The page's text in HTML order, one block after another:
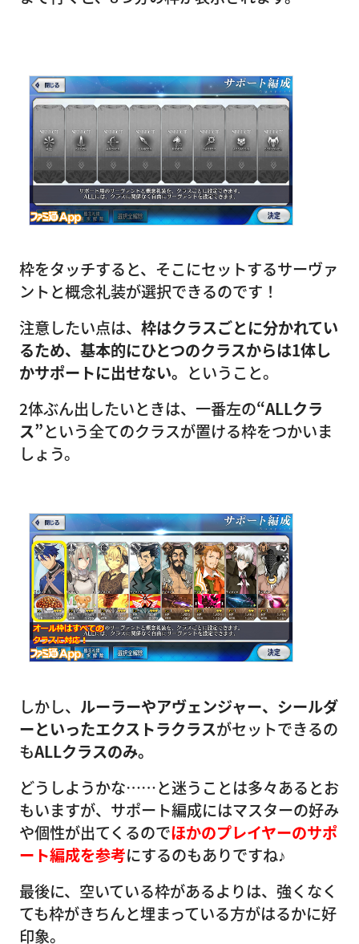
枠をタッチすると、そこにセットするサーヴァ
ントと概念礼装が選択できるのです！
注意したい点は、 枠はクラスごとに分かれてい
るため、基本的にひとつのクラスからは1体し
かサポートに出せない。 ということ。
2体ぶん出したいときは、一番左の“ALLクラ
ス”という全てのクラスが置ける枠をつかいま
しょう。
しかし、 ルーラーやアヴェンジャー、シールダ
ーといったエクストラクラスがセットできるの
もALLクラスのみ。
どうしようかな……と迷うことは多々あるとお
もいますが、サポート編成にはマスターの好み
や個性が出てくるのでほかのプレイヤーのサポ
ート編成を参考にするのもありですね♪
最後に、空いている枠があるよりは、強くなく
ても枠がきちんと埋まっている方がはるかに好
印象。